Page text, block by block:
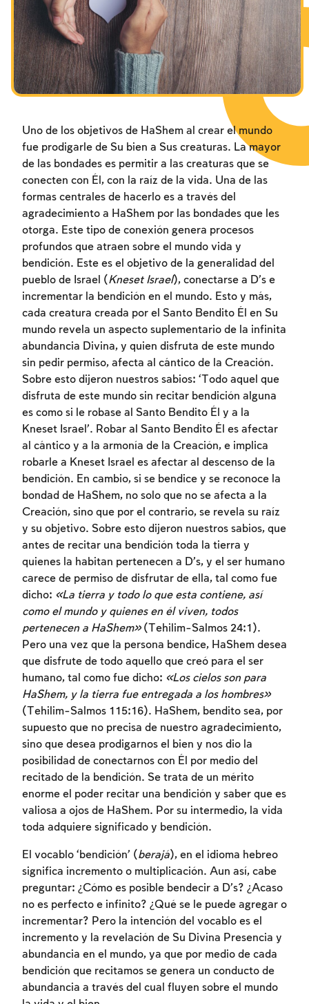
Los ayunos por la destrucción del Templo
Janucá
Purim
Uno de los objetivos de HaShem al crear el mundo
fue prodigarle de Su bien a Sus creaturas. La mayor
de las bondades es permitir a las creaturas que se
conecten con Él, con la raíz de la vida. Una de las
formas centrales de hacerlo es a través del
agradecimiento a HaShem por las bondades que les
otorga. Este tipo de conexión genera procesos
profundos que atraen sobre el mundo vida y
bendición. Este es el objetivo de la generalidad del
pueblo de Israel (Kneset Israel), conectarse a D’s e
incrementar la bendición en el mundo. Esto y más,
cada creatura creada por el Santo Bendito Él en Su
mundo revela un aspecto suplementario de la infinita
abundancia Divina, y quien disfruta de este mundo
sin pedir permiso, afecta al cántico de la Creación.
Sobre esto dijeron nuestros sabios: ‘Todo aquel que
disfruta de este mundo sin recitar bendición alguna
es como si le robase al Santo Bendito Él y a la
Kneset Israel’. Robar al Santo Bendito Él es afectar
al cántico y a la armonía de la Creación, e implica
robarle a Kneset Israel es afectar al descenso de la
bendición. En cambio, si se bendice y se reconoce la
bondad de HaShem, no solo que no se afecta a la
Creación, sino que por el contrario, se revela su raíz
y su objetivo. Sobre esto dijeron nuestros sabios, que
antes de recitar una bendición toda la tierra y
quienes la habitan pertenecen a D’s, y el ser humano
carece de permiso de disfrutar de ella, tal como fue
dicho: «La tierra y todo lo que esta contiene, así
como el mundo y quienes en él viven, todos
pertenecen a HaShem»(Tehilim-Salmos 24:1).
Pero una vez que la persona bendice, HaShem desea
que disfrute de todo aquello que creó para el ser
humano, tal como fue dicho: «Los cielos son para
HaShem, y la tierra fue entregada a los hombres»
(Tehilim-Salmos 115:16). HaShem, bendito sea, por
supuesto que no precisa de nuestro agradecimiento,
sino que desea prodigarnos el bien y nos dio la
posibilidad de conectarnos con Él por medio del
recitado de la bendición. Se trata de un mérito
enorme el poder recitar una bendición y saber que es
valiosa a ojos de HaShem. Por su intermedio, la vida
toda adquiere significado y bendición.
El vocablo ‘bendición’ (berajá), en el idioma hebreo
significa incremento o multiplicación. Aun así, cabe
preguntar: ¿Cómo es posible bendecir a D’s? ¿Acaso
no es perfecto e infinito? ¿Qué se le puede agregar o
incrementar? Pero la intención del vocablo es el
incremento y la revelación de Su Divina Presencia y
abundancia en el mundo, ya que por medio de cada
bendición que recitamos se genera un conducto de
abundancia a través del cual fluyen sobre el mundo
Inscripcion requerida
Para marcar lo estudiado debe conectarse
a su cuenta o inscribirse.
Inscripcion Conectarse